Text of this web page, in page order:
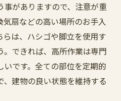
事がありますので、注意が重
扇などの高い場所のお手入
は、ハシゴや脚立を使用す
。できれば、高所作業は専門
です。全ての部位を定期的
、建物の良い状態を維持する